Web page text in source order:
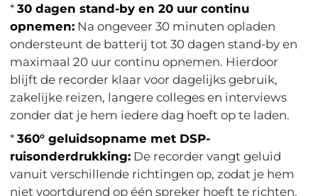
*30 dagen stand-by en 20 uur continu
opnemen: Na ongeveer 30 minuten opladen
ondersteunt de batterij tot 30 dagen stand-by en
maximaal 20 uur continu opnemen. Hierdoor
blijft de recorder klaar voor dagelijks gebruik,
zakelijke reizen, langere colleges en interviews
zonder dat je hem iedere dag hoeft op te laden.
*360° geluidsopname met DSP-
ruisonderdrukking: De recorder vangt geluid
vanuit verschillende richtingen op, zodat je hem
niet voortdurend op één spreker hoeft te richten.